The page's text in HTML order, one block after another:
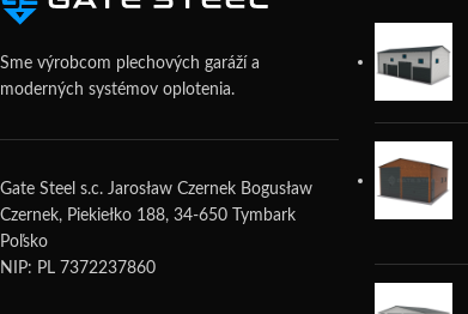
Sme výrobcom plechových garáží a
moderných systémov oplotenia.
Gate Steel s.c. Jarosław Czernek Bogusław
Czernek, Piekiełko 188, 34-650 Tymbark
Poľsko
NIP: PL 7372237860